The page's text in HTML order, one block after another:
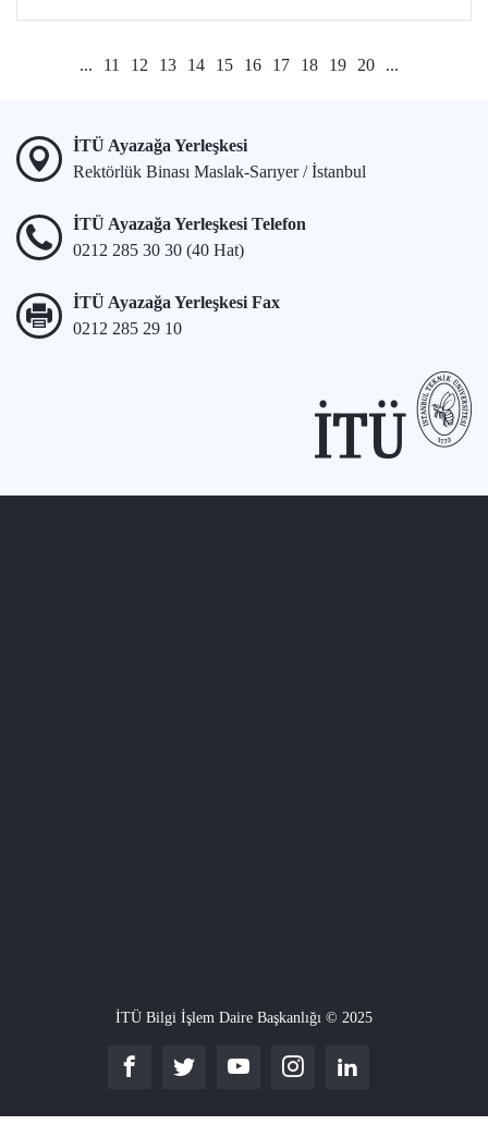
... 11 12 13 14 15 16 17 18 19 20 ...
İTÜ Ayazağa Yerleşkesi
Rektörlük Binası Maslak-Sarıyer / İstanbul
İTÜ Ayazağa Yerleşkesi Telefon
0212 285 30 30 (40 Hat)
İTÜ Ayazağa Yerleşkesi Fax
0212 285 29 10
İTÜ Bilgi İşlem Daire Başkanlığı © 2025